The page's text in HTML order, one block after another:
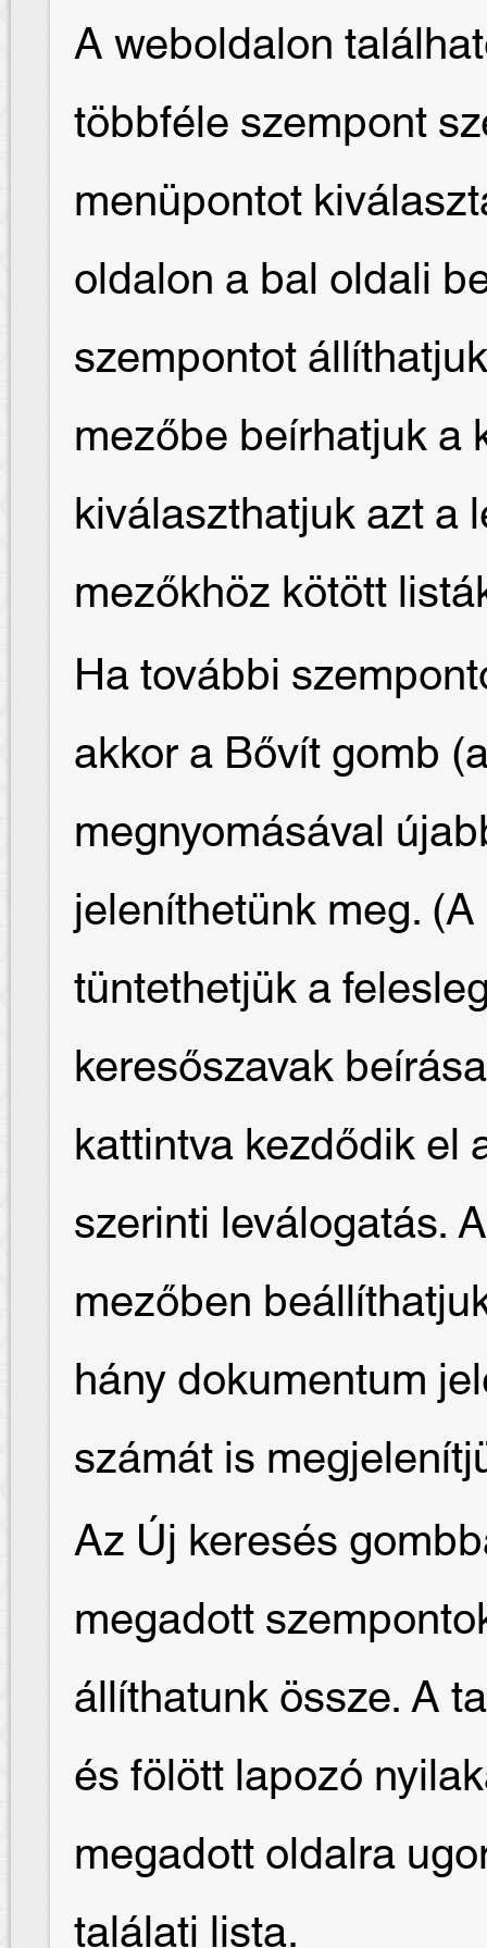
A weboldalon
többféle szempont
menüpontot
oldalon a bal oldali
szempontot
mezőbe beírhatjuk a
kiválaszthatjuk azt a
mezőkhöz kötött
Ha további
akkor a Bővít gomb
megnyomásával
jeleníthetünk meg.
tüntethetjük a
keresőszavak
kattintva kezdődik el
szerinti leválogatás.
mezőben
hány dokumentum
számát is
Az Új keresés
megadott
állíthatunk össze. A
és fölött lapozó
megadott oldalra